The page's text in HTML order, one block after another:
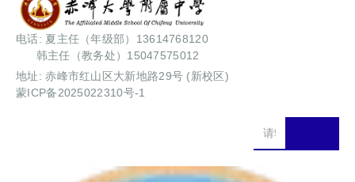
电话: 夏主任（年级部）13614768120
韩主任（教务处）15047575012
地址: 赤峰市红山区大新地路29号 (新校区)
蒙ICP备2025022310号-1